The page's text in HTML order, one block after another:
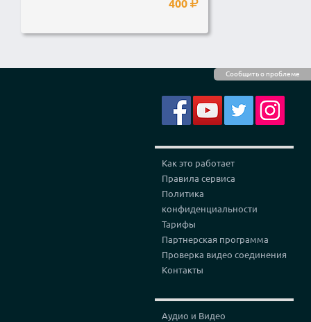
Сообщить о проблеме
400
Как это работает
Правила сервиса
Политика
конфиденциальности
Тарифы
Партнерская программа
Проверка видео соединения
Контакты
Аудио и Видео